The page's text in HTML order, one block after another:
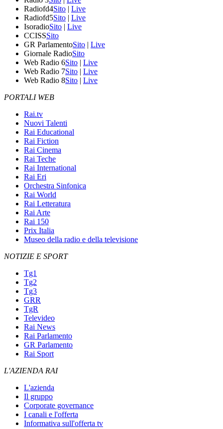
Radiofd4Sito | Live
Radiofd5Sito | Live
IsoradioSito | Live
CCISSSito
GR ParlamentoSito | Live
Giornale RadioSito
Web Radio 6Sito | Live
Web Radio 7Sito | Live
Web Radio 8Sito | Live
PORTALI WEB
Rai.tv
Nuovi Talenti
Rai Educational
Rai Fiction
Rai Cinema
Rai Teche
Rai International
Rai Eri
Orchestra Sinfonica
Rai World
Rai Letteratura
Rai Arte
Rai 150
Prix Italia
Museo della radio e della televisione
NOTIZIE E SPORT
Tg1
Tg2
Tg3
GRR
TgR
Televideo
Rai News
Rai Parlamento
GR Parlamento
Rai Sport
L'AZIENDA RAI
L'azienda
Il gruppo
Corporate governance
I canali e l'offerta
Informativa sull'offerta tv